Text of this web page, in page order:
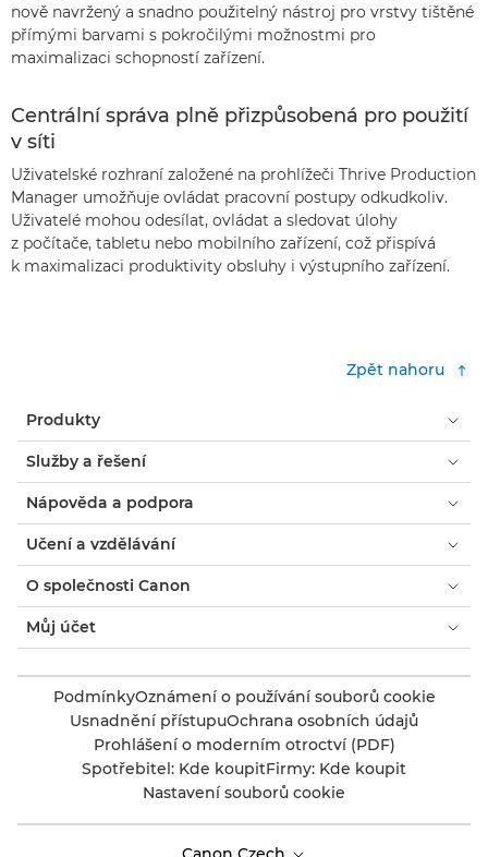
nově navržený a snadno použitelný nástroj pro vrstvy tištěné
přímými barvami s pokročilými možnostmi pro
maximalizaci schopností zařízení.
Centrální správa plně přizpůsobená pro použití
v síti
Uživatelské rozhraní založené na prohlížeči Thrive Production
Manager umožňuje ovládat pracovní postupy odkudkoliv.
Uživatelé mohou odesílat, ovládat a sledovat úlohy
z počítače, tabletu nebo mobilního zařízení, což přispívá
k maximalizaci produktivity obsluhy i výstupního zařízení.
Zpět nahoru
Produkty
Služby a řešení
Nápověda a podpora
Učení a vzdělávání
O společnosti Canon
Můj účet
PodmínkyOznámení o používání souborů cookie
Usnadnění přístupuOchrana osobních údajů
Prohlášení o moderním otroctví (PDF)
Spotřebitel: Kde koupitFirmy: Kde koupit
Nastavení souborů cookie